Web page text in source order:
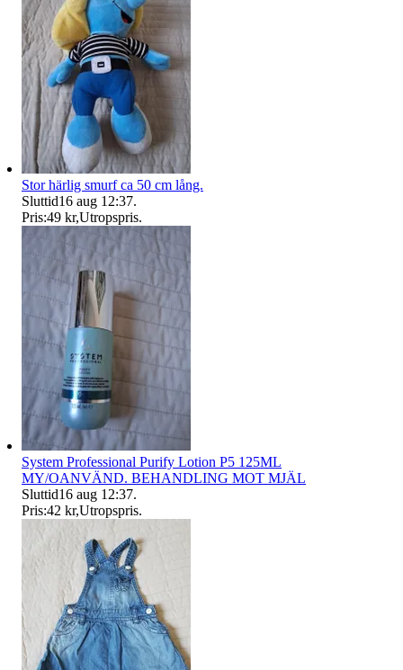
Stor härlig smurf ca 50 cm lång.
Sluttid16 aug 12:37.
Pris:49 kr,Utropspris.
System Professional Purify Lotion P5 125ML
MY/OANVÄND. BEHANDLING MOT MJÄL
Sluttid16 aug 12:37.
Pris:42 kr,Utropspris.